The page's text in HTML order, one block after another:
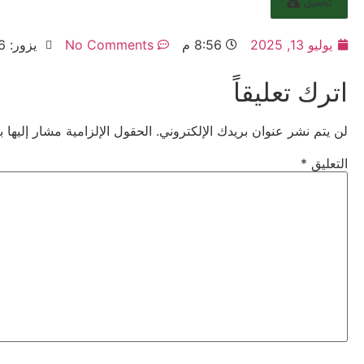
يوليو 13, 2025 8:56 م No Comments يزور: 116
اترك تعليقاً
لن يتم نشر عنوان بريدك الإلكتروني. الحقول الإلزامية مشار إليها
التعليق *